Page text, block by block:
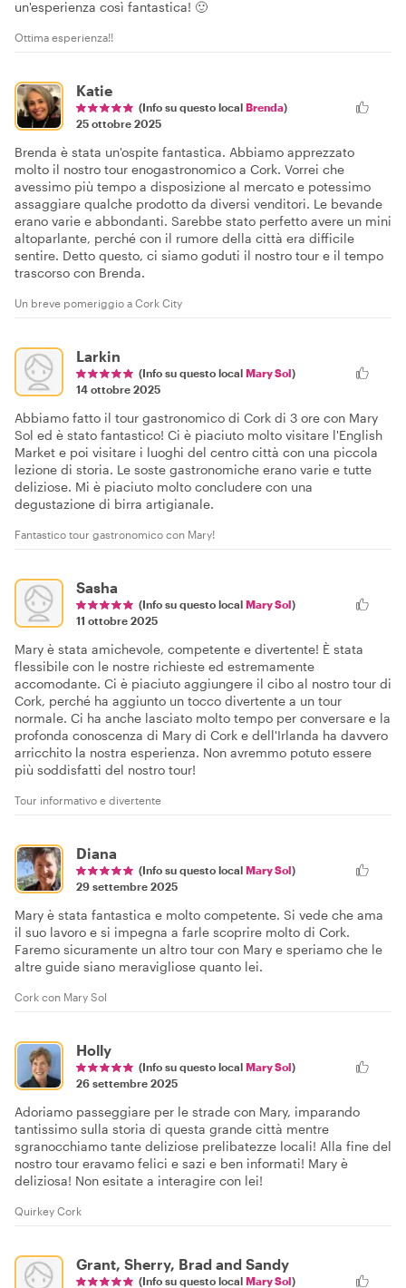
un'esperienza così fantastica! 🙂
Ottima esperienza!!
Katie
(Info su questo local Brenda)
25 ottobre 2025
Brenda è stata un'ospite fantastica. Abbiamo apprezzato
molto il nostro tour enogastronomico a Cork. Vorrei che
avessimo più tempo a disposizione al mercato e potessimo
assaggiare qualche prodotto da diversi venditori. Le bevande
erano varie e abbondanti. Sarebbe stato perfetto avere un mini
altoparlante, perché con il rumore della città era difficile
sentire. Detto questo, ci siamo goduti il nostro tour e il tempo
trascorso con Brenda.
Un breve pomeriggio a Cork City
Larkin
(Info su questo local Mary Sol)
14 ottobre 2025
Abbiamo fatto il tour gastronomico di Cork di 3 ore con Mary
Sol ed è stato fantastico! Ci è piaciuto molto visitare l'English
Market e poi visitare i luoghi del centro città con una piccola
lezione di storia. Le soste gastronomiche erano varie e tutte
deliziose. Mi è piaciuto molto concludere con una
degustazione di birra artigianale.
Fantastico tour gastronomico con Mary!
Sasha
(Info su questo local Mary Sol)
11 ottobre 2025
Mary è stata amichevole, competente e divertente! È stata
flessibile con le nostre richieste ed estremamente
accomodante. Ci è piaciuto aggiungere il cibo al nostro tour di
Cork, perché ha aggiunto un tocco divertente a un tour
normale. Ci ha anche lasciato molto tempo per conversare e la
profonda conoscenza di Mary di Cork e dell'Irlanda ha davvero
arricchito la nostra esperienza. Non avremmo potuto essere
più soddisfatti del nostro tour!
Tour informativo e divertente
Diana
(Info su questo local Mary Sol)
29 settembre 2025
Mary è stata fantastica e molto competente. Si vede che ama
il suo lavoro e si impegna a farle scoprire molto di Cork.
Faremo sicuramente un altro tour con Mary e speriamo che le
altre guide siano meravigliose quanto lei.
Cork con Mary Sol
Holly
(Info su questo local Mary Sol)
26 settembre 2025
Adoriamo passeggiare per le strade con Mary, imparando
tantissimo sulla storia di questa grande città mentre
sgranocchiamo tante deliziose prelibatezze locali! Alla fine del
nostro tour eravamo felici e sazi e ben informati! Mary è
deliziosa! Non esitate a interagire con lei!
Quirkey Cork
Grant, Sherry, Brad and Sandy
(Info su questo local Mary Sol)